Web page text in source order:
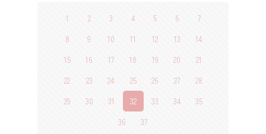
1 2 3 4 5 6
7
8
9 10 11 12 13
14
15
16 17 18 19 20
21
22
23 24 25 26 27
28
29
30 31 32 33 34
35
36
37